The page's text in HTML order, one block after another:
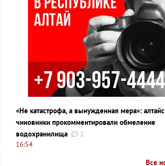
«Не катастрофа, а вынужденная мера»:
чиновники прокомментировали обмеление
водохранилища
2
16:54
Все